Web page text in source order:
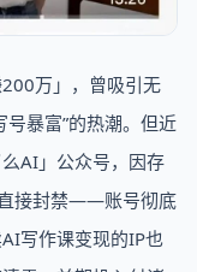
万」，曾吸引无
暴富”的热潮。但近
AI」公众号，因存
直接封禁——账号彻底
写作课变现的IP也